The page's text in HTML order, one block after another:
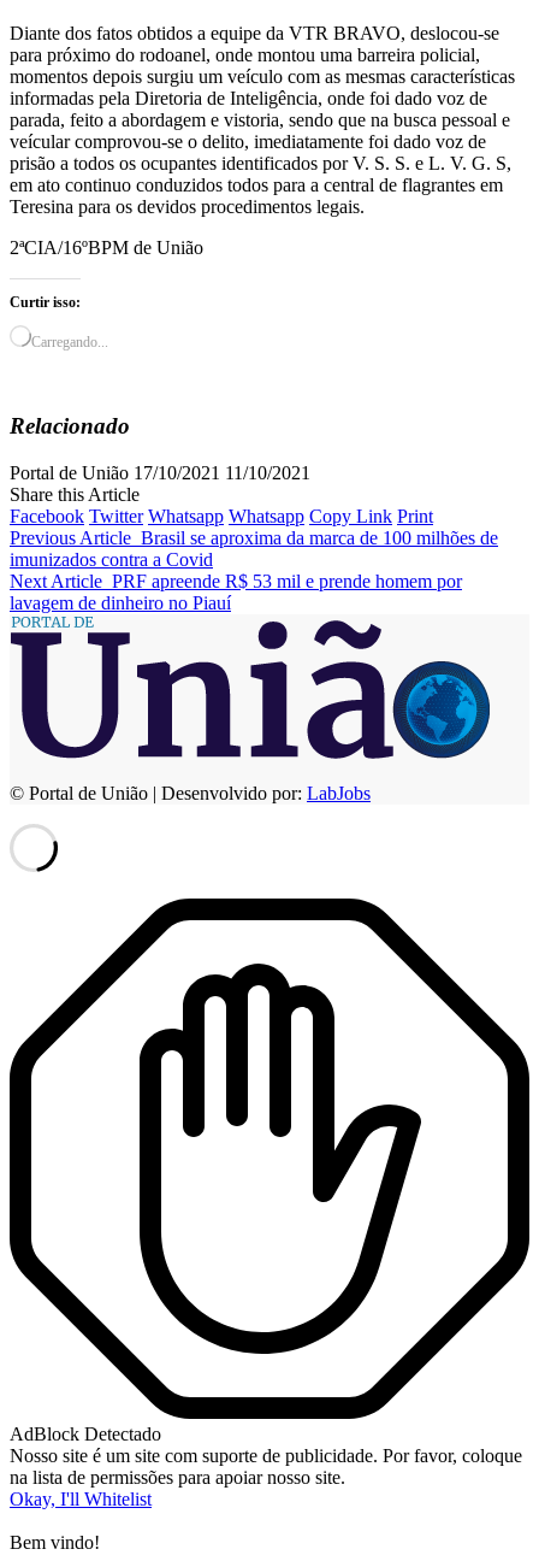
Diante dos fatos obtidos a equipe da VTR BRAVO, deslocou-se
para próximo do rodoanel, onde montou uma barreira policial,
momentos depois surgiu um veículo com as mesmas características
informadas pela Diretoria de Inteligência, onde foi dado voz de
parada, feito a abordagem e vistoria, sendo que na busca pessoal e
veícular comprovou-se o delito, imediatamente foi dado voz de
prisão a todos os ocupantes identificados por V. S. S. e L. V. G. S,
em ato continuo conduzidos todos para a central de flagrantes em
Teresina para os devidos procedimentos legais.
2ªCIA/16ºBPM de União
Curtir isso:
Carregando...
Relacionado
Portal de União 17/10/2021 11/10/2021
Share this Article
Facebook Twitter Whatsapp Whatsapp Copy Link Print
Previous Article Brasil se aproxima da marca de 100 milhões de
imunizados contra a Covid
Next Article PRF apreende R$ 53 mil e prende homem por
lavagem de dinheiro no Piauí
© Portal de União | Desenvolvido por: LabJobs
AdBlock Detectado
Nosso site é um site com suporte de publicidade. Por favor, coloque
na lista de permissões para apoiar nosso site.
Okay, I'll Whitelist
Bem vindo!